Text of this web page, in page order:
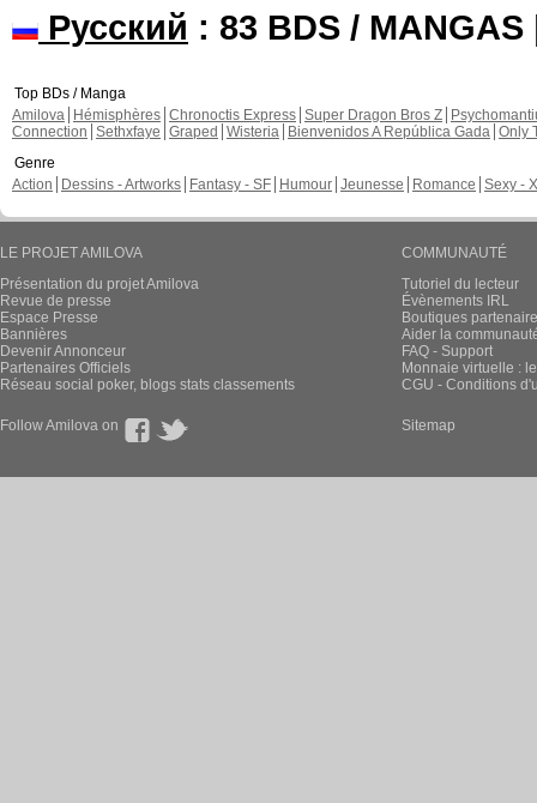
Русский : 83 BDS / MANGAS
Top BDs / Manga
Amilova
Hémisphères Chronoctis Express Super Dragon Bros Z
Connection Sethxfaye Graped Wisteria Bienvenidos A República Gada Only
Genre
Action
Dessins - Artworks Fantasy - SF Humour Jeunesse Romance Sexy -
LE PROJET AMILOVA
Présentation du projet Amilova
Revue de presse
Espace Presse
Bannières
Devenir Annonceur
Partenaires Officiels
Réseau social poker, blogs stats classements
COMMUNAUTÉ
Tutoriel du lecteur
Évènements IRL
Boutiques
Aider la
FAQ - Support
Monnaie virtuelle :
CGU - Conditions
Follow Amilova on Sitemap